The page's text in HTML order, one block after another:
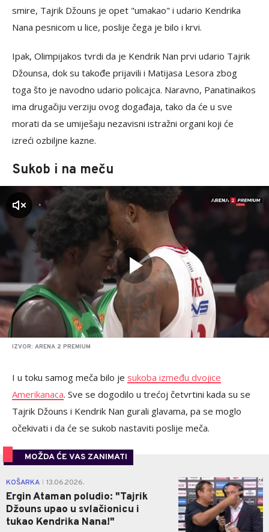
smire, Tajrik Džouns je opet "umakao" i udario Kendrika
Nana pesnicom u lice, poslije čega je bilo i krvi.
Ipak, Olimpijakos tvrdi da je Kendrik Nan prvi udario Tajrik
Džounsa, dok su takođe prijavili i Matijasa Lesora zbog
toga što je navodno udario policajca. Naravno, Panatinaikos
ima drugačiju verziju ovog događaja, tako da će u sve
morati da se umiješaju nezavisni istražni organi koji će
izreći ozbiljne kazne.
Sukob i na meču
IZVOR: ARENA 2 PREMIUM
I u toku samog meča bilo je sukoba između dvojice
Amerikanaca. Sve se dogodilo u trećoj četvrtini kada su se
Tajrik Džouns i Kendrik Nan gurali glavama, pa se moglo
očekivati i da će se sukob nastaviti poslije meča.
MOŽDA ĆE VAS ZANIMATI
KOŠARKA 13.06.2026.
Ergin Ataman poludio: "Tajrik
Džouns upao u svlačionicu i
tukao Kendrika Nana!"
0